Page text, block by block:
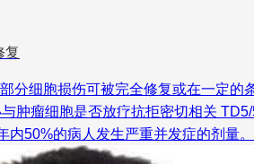
复
分细胞损伤可被完全修复或在一定
肿瘤细胞是否放疗抗拒密切相关
内50%的病人发生严重并发症的剂量